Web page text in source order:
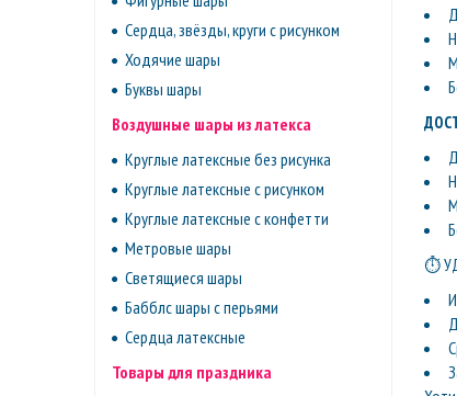
Сердца, звёзды, круги с рисунком
Ходячие шары
Буквы шары
Воздушные шары из латекса
Круглые латексные без рисунка
Круглые латексные с рисунком
Круглые латексные с конфетти
Метровые шары
Светящиеся шары
Бабблс шары с перьями
Сердца латексные
Товары для праздника
⏱